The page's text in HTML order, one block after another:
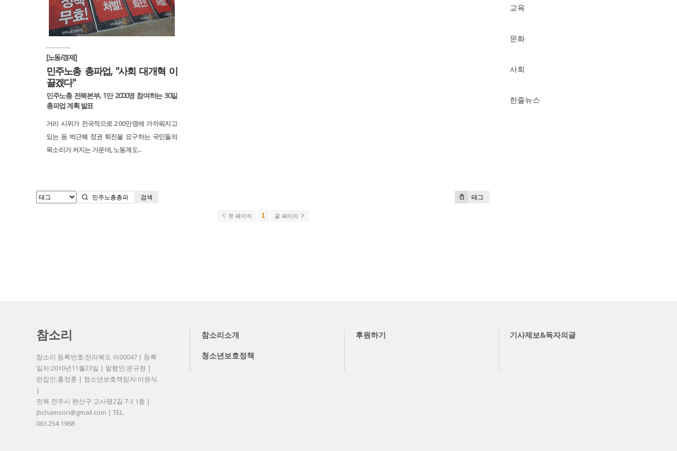
교육
문화
사회
한줄뉴스
[노동/경제]
민주노총 총파업, "사회 대개혁 이
끌겠다"
민주노총 전북본부, 1만 2000명 참여하는 30일
총파업 계획 발표
거리 시위가 전국적으로 200만명에 가까워지고
있는 등 박근혜 정권 퇴진을 요구하는 국민들의
목소리가 커지는 가운데, 노동계도...
태그
검색
첫 페이지 1 끝 페이지
참소리
참소리 등록번호:전라북도 아00047 | 등록
일자:2010년11월23일 | 발행인:문규현 |
편집인:홍정훈 | 청소년보호책임자:이원식
|
전북 전주시 완산구 고사평2길 7-3 1층 |
jbchamsori@gmail.com | TEL.
063.254.1968
참소리소개 후원하기 기사제보&독자의글
청소년보호정책